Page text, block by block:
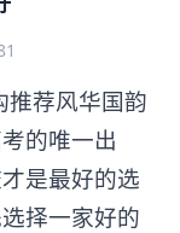
荐风华国韵
的唯一出
是最好的选
择一家好的